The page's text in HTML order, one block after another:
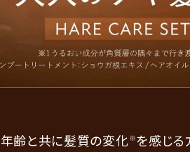
年齢と共に髪質の変化※を感じる